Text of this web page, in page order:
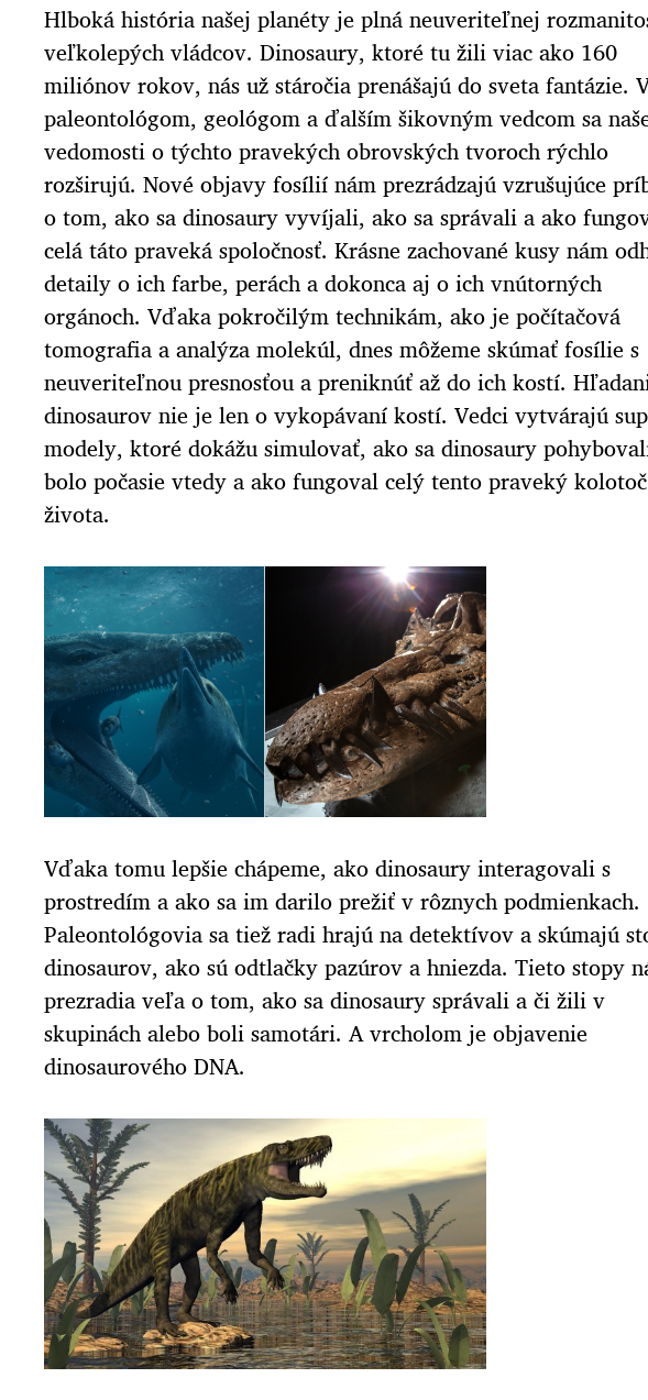
Hlboká história našej planéty je plná neuveriteľnej
veľkolepých vládcov. Dinosaury, ktoré tu žili viac ako 160
miliónov rokov, nás už stáročia prenášajú do sveta fantázie.
paleontológom, geológom a ďalším šikovným vedcom sa
vedomosti o týchto pravekých obrovských tvoroch rýchlo
rozširujú. Nové objavy fosílií nám prezrádzajú vzrušujúce
o tom, ako sa dinosaury vyvíjali, ako sa správali a ako
celá táto praveká spoločnosť. Krásne zachované kusy nám
detaily o ich farbe, perách a dokonca aj o ich vnútorných
orgánoch. Vďaka pokročilým technikám, ako je počítačová
tomografia a analýza molekúl, dnes môžeme skúmať fosílie s
neuveriteľnou presnosťou a preniknúť až do ich kostí.
dinosaurov nie je len o vykopávaní kostí. Vedci vytvárajú
modely, ktoré dokážu simulovať, ako sa dinosaury
bolo počasie vtedy a ako fungoval celý tento praveký kolotoč
života.
Vďaka tomu lepšie chápeme, ako dinosaury interagovali s
prostredím a ako sa im darilo prežiť v rôznych podmienkach.
Paleontológovia sa tiež radi hrajú na detektívov a skúmajú
dinosaurov, ako sú odtlačky pazúrov a hniezda. Tieto stopy
prezradia veľa o tom, ako sa dinosaury správali a či žili v
skupinách alebo boli samotári. A vrcholom je objavenie
dinosaurového DNA.